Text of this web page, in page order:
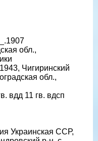
обл.,
Чигиринский
обл.,
вдд 11 гв. вдсп
Украинская ССР,